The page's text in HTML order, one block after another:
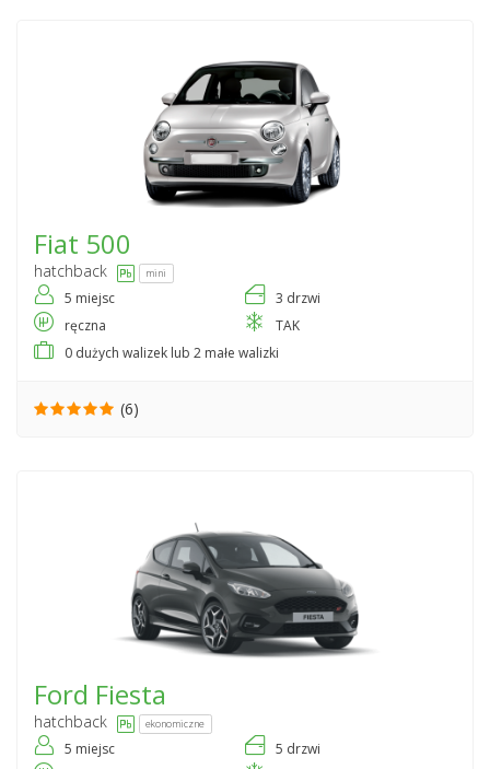
Fiat 500
hatchback mini
5 miejsc
3 drzwi
ręczna
TAK
0 dużych walizek lub 2 małe walizki
(6)
Ford Fiesta
hatchback ekonomiczne
5 miejsc
5 drzwi